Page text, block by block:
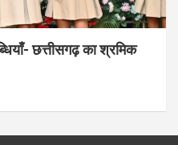
छत्तीसगढ़ का श्रमिक